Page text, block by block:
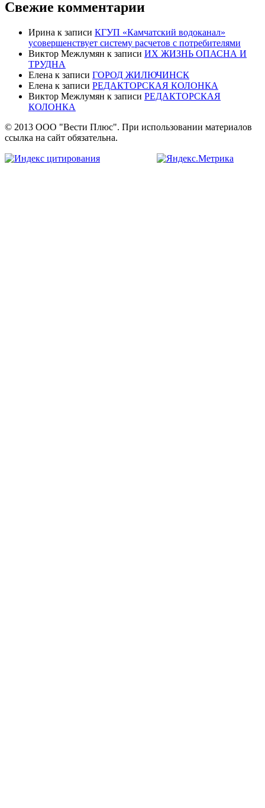
Свежие комментарии
Ирина к записи КГУП «Камчатский водоканал»
усовершенствует систему расчетов с потребителями
Виктор Межлумян к записи ИХ ЖИЗНЬ ОПАСНА И
ТРУДНА
Елена к записи ГОРОД ЖИЛЮЧИНСК
Елена к записи РЕДАКТОРСКАЯ КОЛОНКА
Виктор Межлумян к записи РЕДАКТОРСКАЯ
КОЛОНКА
© 2013 ООО "Вести Плюс". При использовании материалов
ссылка на сайт обязательна.